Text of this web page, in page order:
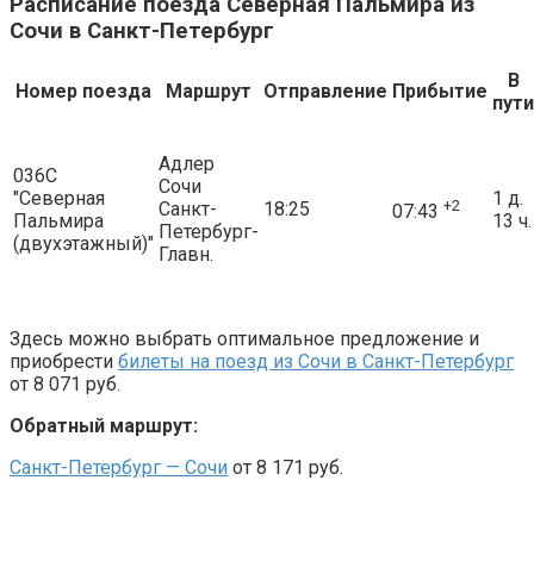
Сочи в Санкт-Петербург
Номер поезда Маршрут Отправление Прибытие
В
пути
036С
"Северная
Пальмира
(двухэтажный)"
Адлер
Сочи
Санкт-
Петербург-
Главн.
18:25 07:43 +2
1 д.
13 ч.
Здесь можно выбрать оптимальное предложение и
приобрести билеты на поезд из Сочи в Санкт-Петербург
от 8 071 руб.
Обратный маршрут:
Санкт-Петербург — Сочи от 8 171 руб.